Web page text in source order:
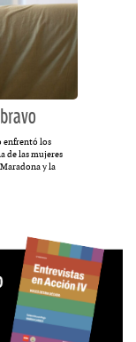
enfrentó los
de las mujeres
y la